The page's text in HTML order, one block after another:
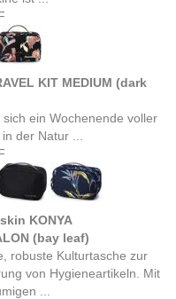
KIT MEDIUM (dark
sich ein Wochenende voller
der Natur ...
KONYA
(bay leaf)
robuste Kulturtasche zur
von Hygieneartikeln. Mit
...